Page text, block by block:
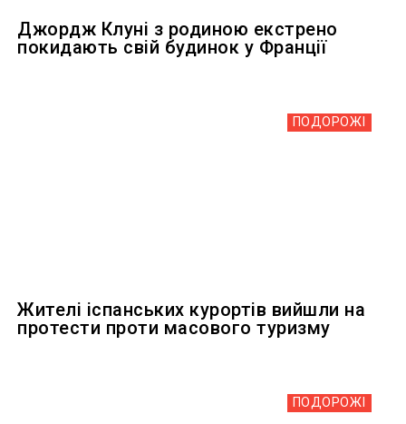
Джордж Клуні з родиною екстрено
покидають свій будинок у Франції
ПОДОРОЖІ
Жителі іспанських курортів вийшли на
протести проти масового туризму
ПОДОРОЖІ